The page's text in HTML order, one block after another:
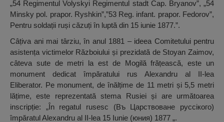
„54 Regimentul Volyskyi Regimentul stadt Cap. Bryanov”, „54
Minsky pol. prapor. Ryshkin”,”53 Reg. infant. prapor. Fedorov”,
Pentru soldații ruși căzuți în luptă din 15 iunie 1877.”.
Câțiva ani mai târziu, în anul 1881 – ideea Comitetului pentru
asistența victimelor Războiului și prezidată de Stoyan Zaimov,
câteva sute de metri la est de Mogilă frățească, este un
monument dedicat împăratului rus Alexandru al II-lea
Eliberator. Pe monument, de înălțime de 11 metri și 5,5 metri
lățime, este reprezentată stema Rusiei și are următoarea
inscripție: „În regatul rusesc (Въ Царствоване руссiкого)
împăratul Alexandru al II-lea 15 Iunie (юния) 1877 „.